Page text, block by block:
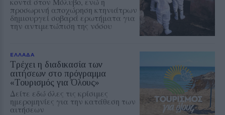
προσωρινή αποχώρηση κτηνιάτρων
δημιουργεί σοβαρά ερωτήματα για
την αντιμετώπιση της νόσου
ΕΛΛΑΔΑ
Τρέχει η διαδικασία των
αιτήσεων στο πρόγραμμα
«Τουρισμός για Όλους»
Δείτε εδώ όλες τις κρίσιμες
ημερομηνίες για την κατάθεση των
αιτήσεων